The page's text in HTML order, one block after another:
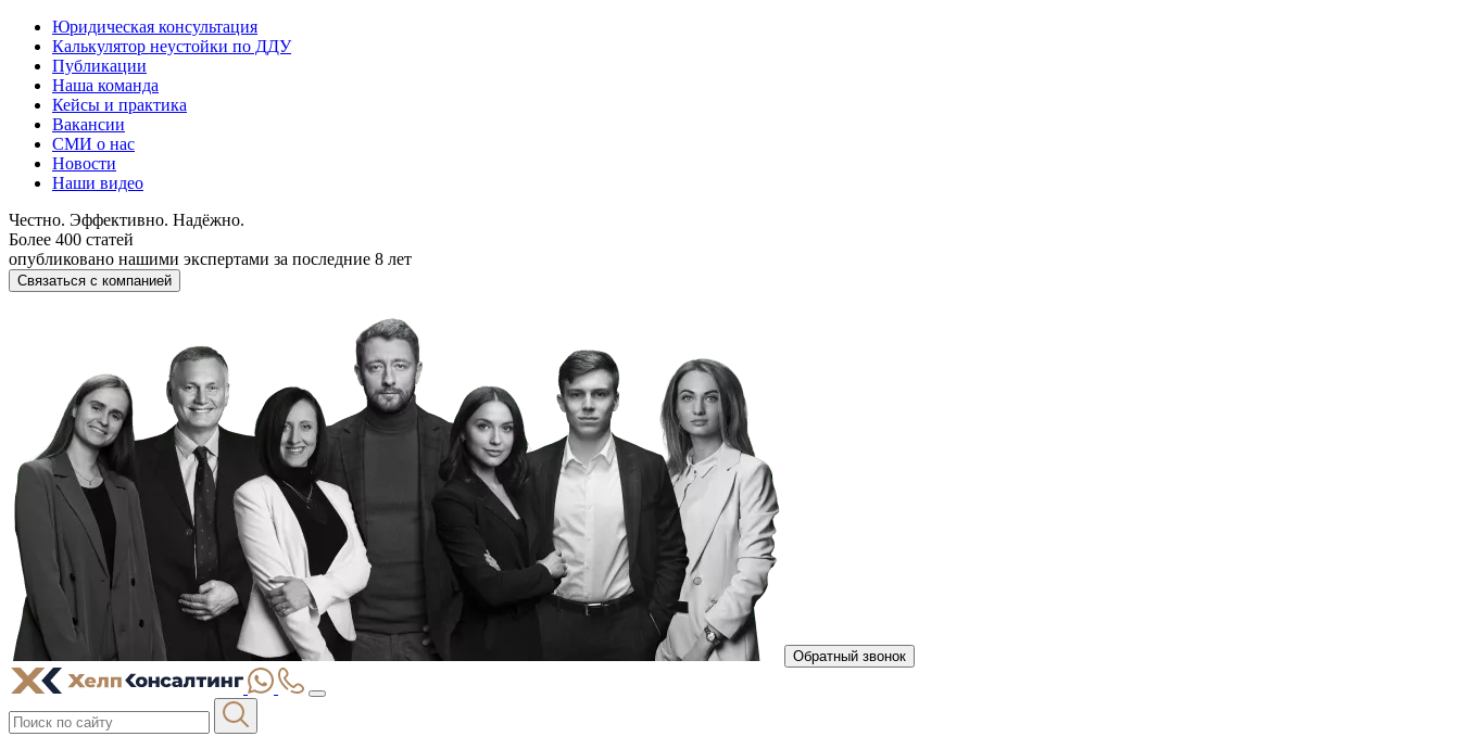
Юридическая консультация
Калькулятор неустойки по ДДУ
Публикации
Наша команда
Кейсы и практика
Вакансии
СМИ о нас
Новости
Наши видео
Честно. Эффективно. Надёжно.
Более 400 статей
опубликовано нашими экспертами за последние 8 лет
Связаться с компанией
Обратный звонок